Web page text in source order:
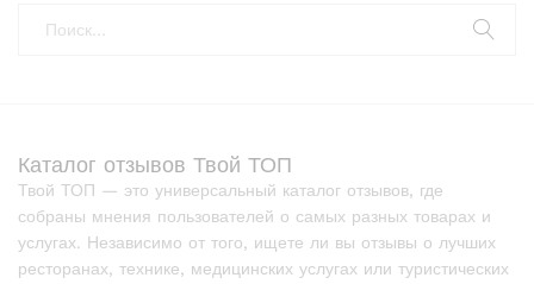
Каталог отзывов Твой ТОП
Твой ТОП — это универсальный каталог отзывов, где
собраны мнения пользователей о самых разных товарах и
услугах. Независимо от того, ищете ли вы отзывы о лучших
ресторанах, технике, медицинских услугах или туристических